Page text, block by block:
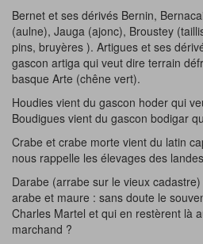
Bernet et ses dérivés Bernin,
(aulne), Jauga (ajonc), Broustey
pins, bruyères ). Artigues et ses
gascon artiga qui veut dire terrain
basque Arte (chêne vert).
Houdies vient du gascon hoder qui
Boudigues vient du gascon bodigar
Crabe et crabe morte vient du latin
nous rappelle les élevages des
Darabe (arrabe sur le vieux
arabe et maure : sans doute le
Charles Martel et qui en restèrent là
marchand ?